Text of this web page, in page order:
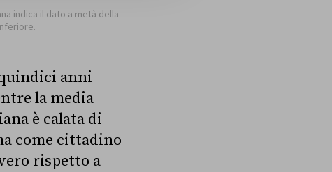
anni
la media
è calata di
come cittadino
rispetto a